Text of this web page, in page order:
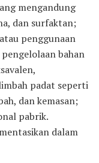
mengandung
dan surfaktan;
penggunaan
bahan
padat seperti
dan kemasan;
pabrik.
dalam